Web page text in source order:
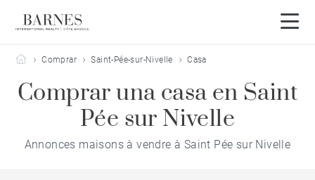
Barnes Côte Basque
Comprar Saint-Pée-sur-Nivelle Casa
Comprar una casa en Saint
Pée sur Nivelle
Annonces maisons à vendre à Saint Pée sur Nivelle